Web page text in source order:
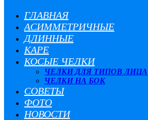
ГЛАВНАЯ
АСИММЕТРИЧНЫЕ
ДЛИННЫЕ
КАРЕ
КОСЫЕ ЧЕЛКИ
ЧЕЛКИ ДЛЯ ТИПОВ ЛИЦА
ЧЕЛКИ НА БОК
СОВЕТЫ
ФОТО
НОВОСТИ